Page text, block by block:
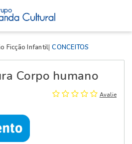
Ficção Infantil CONCEITOS
Corpo humano
Avalie